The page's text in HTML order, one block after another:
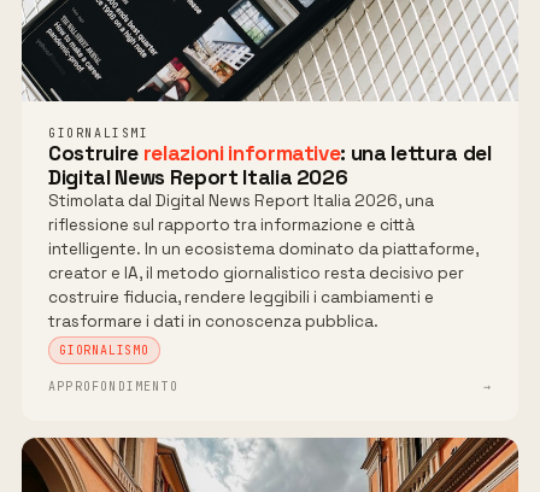
GIORNALISMI
Costruire relazioni informative: una lettura del
Digital News Report Italia 2026
Stimolata dal Digital News Report Italia 2026, una
riflessione sul rapporto tra informazione e città
intelligente. In un ecosistema dominato da piattaforme,
creator e IA, il metodo giornalistico resta decisivo per
costruire fiducia, rendere leggibili i cambiamenti e
trasformare i dati in conoscenza pubblica.
GIORNALISMO
APPROFONDIMENTO →